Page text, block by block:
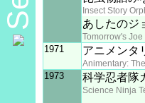
Insect Story
あしたのジ
Tomorrow's Joe
1971 アニメンタ
Animentary:
1973 科学忍者隊
Science Ninja